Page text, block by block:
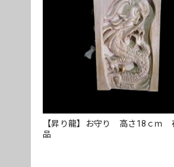
【昇り龍】お守り 高さ18ｃｍ
品